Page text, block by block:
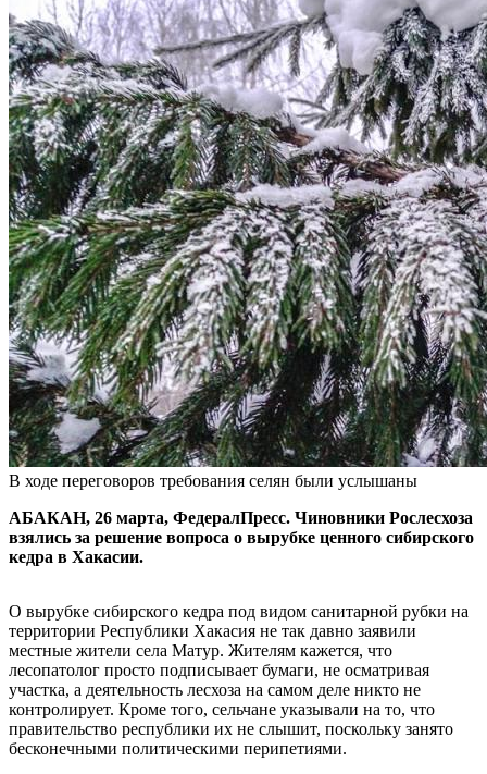
В ходе переговоров требования селян были услышаны
АБАКАН, 26 марта, ФедералПресс. Чиновники Рослесхоза
взялись за решение вопроса о вырубке ценного сибирского
кедра в Хакасии.
О вырубке сибирского кедра под видом санитарной рубки на
территории Республики Хакасия не так давно заявили
местные жители села Матур. Жителям кажется, что
лесопатолог просто подписывает бумаги, не осматривая
участка, а деятельность лесхоза на самом деле никто не
контролирует. Кроме того, сельчане указывали на то, что
правительство республики их не слышит, поскольку занято
бесконечными политическими перипетиями.